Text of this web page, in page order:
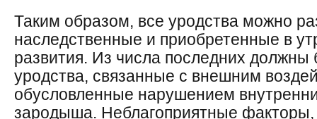
Таким образом, все уродства можно
наследственные и приобретенные в
развития. Из числа последних
уродства, связанные с внешним
обусловленные нарушением
зародыша. Неблагоприятные